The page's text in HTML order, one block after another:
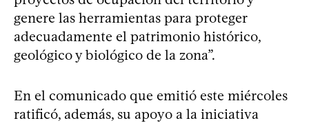
genere las herramientas para proteger
adecuadamente el patrimonio histórico,
geológico y biológico de la zona”.
En el comunicado que emitió este miércoles
ratificó, además, su apoyo a la iniciativa